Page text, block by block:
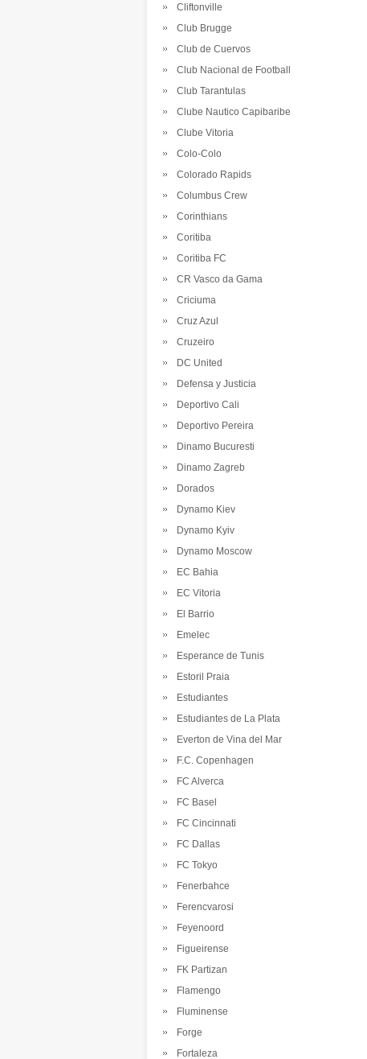
Cliftonville
Club Brugge
Club de Cuervos
Club Nacional de Football
Club Tarantulas
Clube Nautico Capibaribe
Clube Vitoria
Colo-Colo
Colorado Rapids
Columbus Crew
Corinthians
Coritiba
Coritiba FC
CR Vasco da Gama
Criciuma
Cruz Azul
Cruzeiro
DC United
Defensa y Justicia
Deportivo Cali
Deportivo Pereira
Dinamo Bucuresti
Dinamo Zagreb
Dorados
Dynamo Kiev
Dynamo Kyiv
Dynamo Moscow
EC Bahia
EC Vitoria
El Barrio
Emelec
Esperance de Tunis
Estoril Praia
Estudiantes
Estudiantes de La Plata
Everton de Vina del Mar
F.C. Copenhagen
FC Alverca
FC Basel
FC Cincinnati
FC Dallas
FC Tokyo
Fenerbahce
Ferencvarosi
Feyenoord
Figueirense
FK Partizan
Flamengo
Fluminense
Forge
Fortaleza